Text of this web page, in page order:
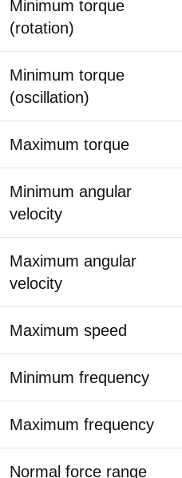
Minimum torque
(rotation)
Minimum torque
(oscillation)
Maximum torque
Minimum angular
velocity
Maximum angular
velocity
Maximum speed
Minimum frequency
Maximum frequency
Normal force range